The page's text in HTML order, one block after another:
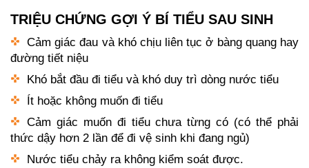
TRIỆU CHỨNG GỢI Ý BÍ TIỂU SAU SINH
Cảm giác đau và khó chịu liên tục ở bàng quang hay
đường tiết niệu
Khó bắt đầu đi tiểu và khó duy trì dòng nước tiểu
Ít hoặc không muốn đi tiểu
Cảm giác muốn đi tiểu chưa từng có (có thể phải
thức dậy hơn 2 lần để đi vệ sinh khi đang ngủ)
Nước tiểu chảy ra không kiểm soát được.